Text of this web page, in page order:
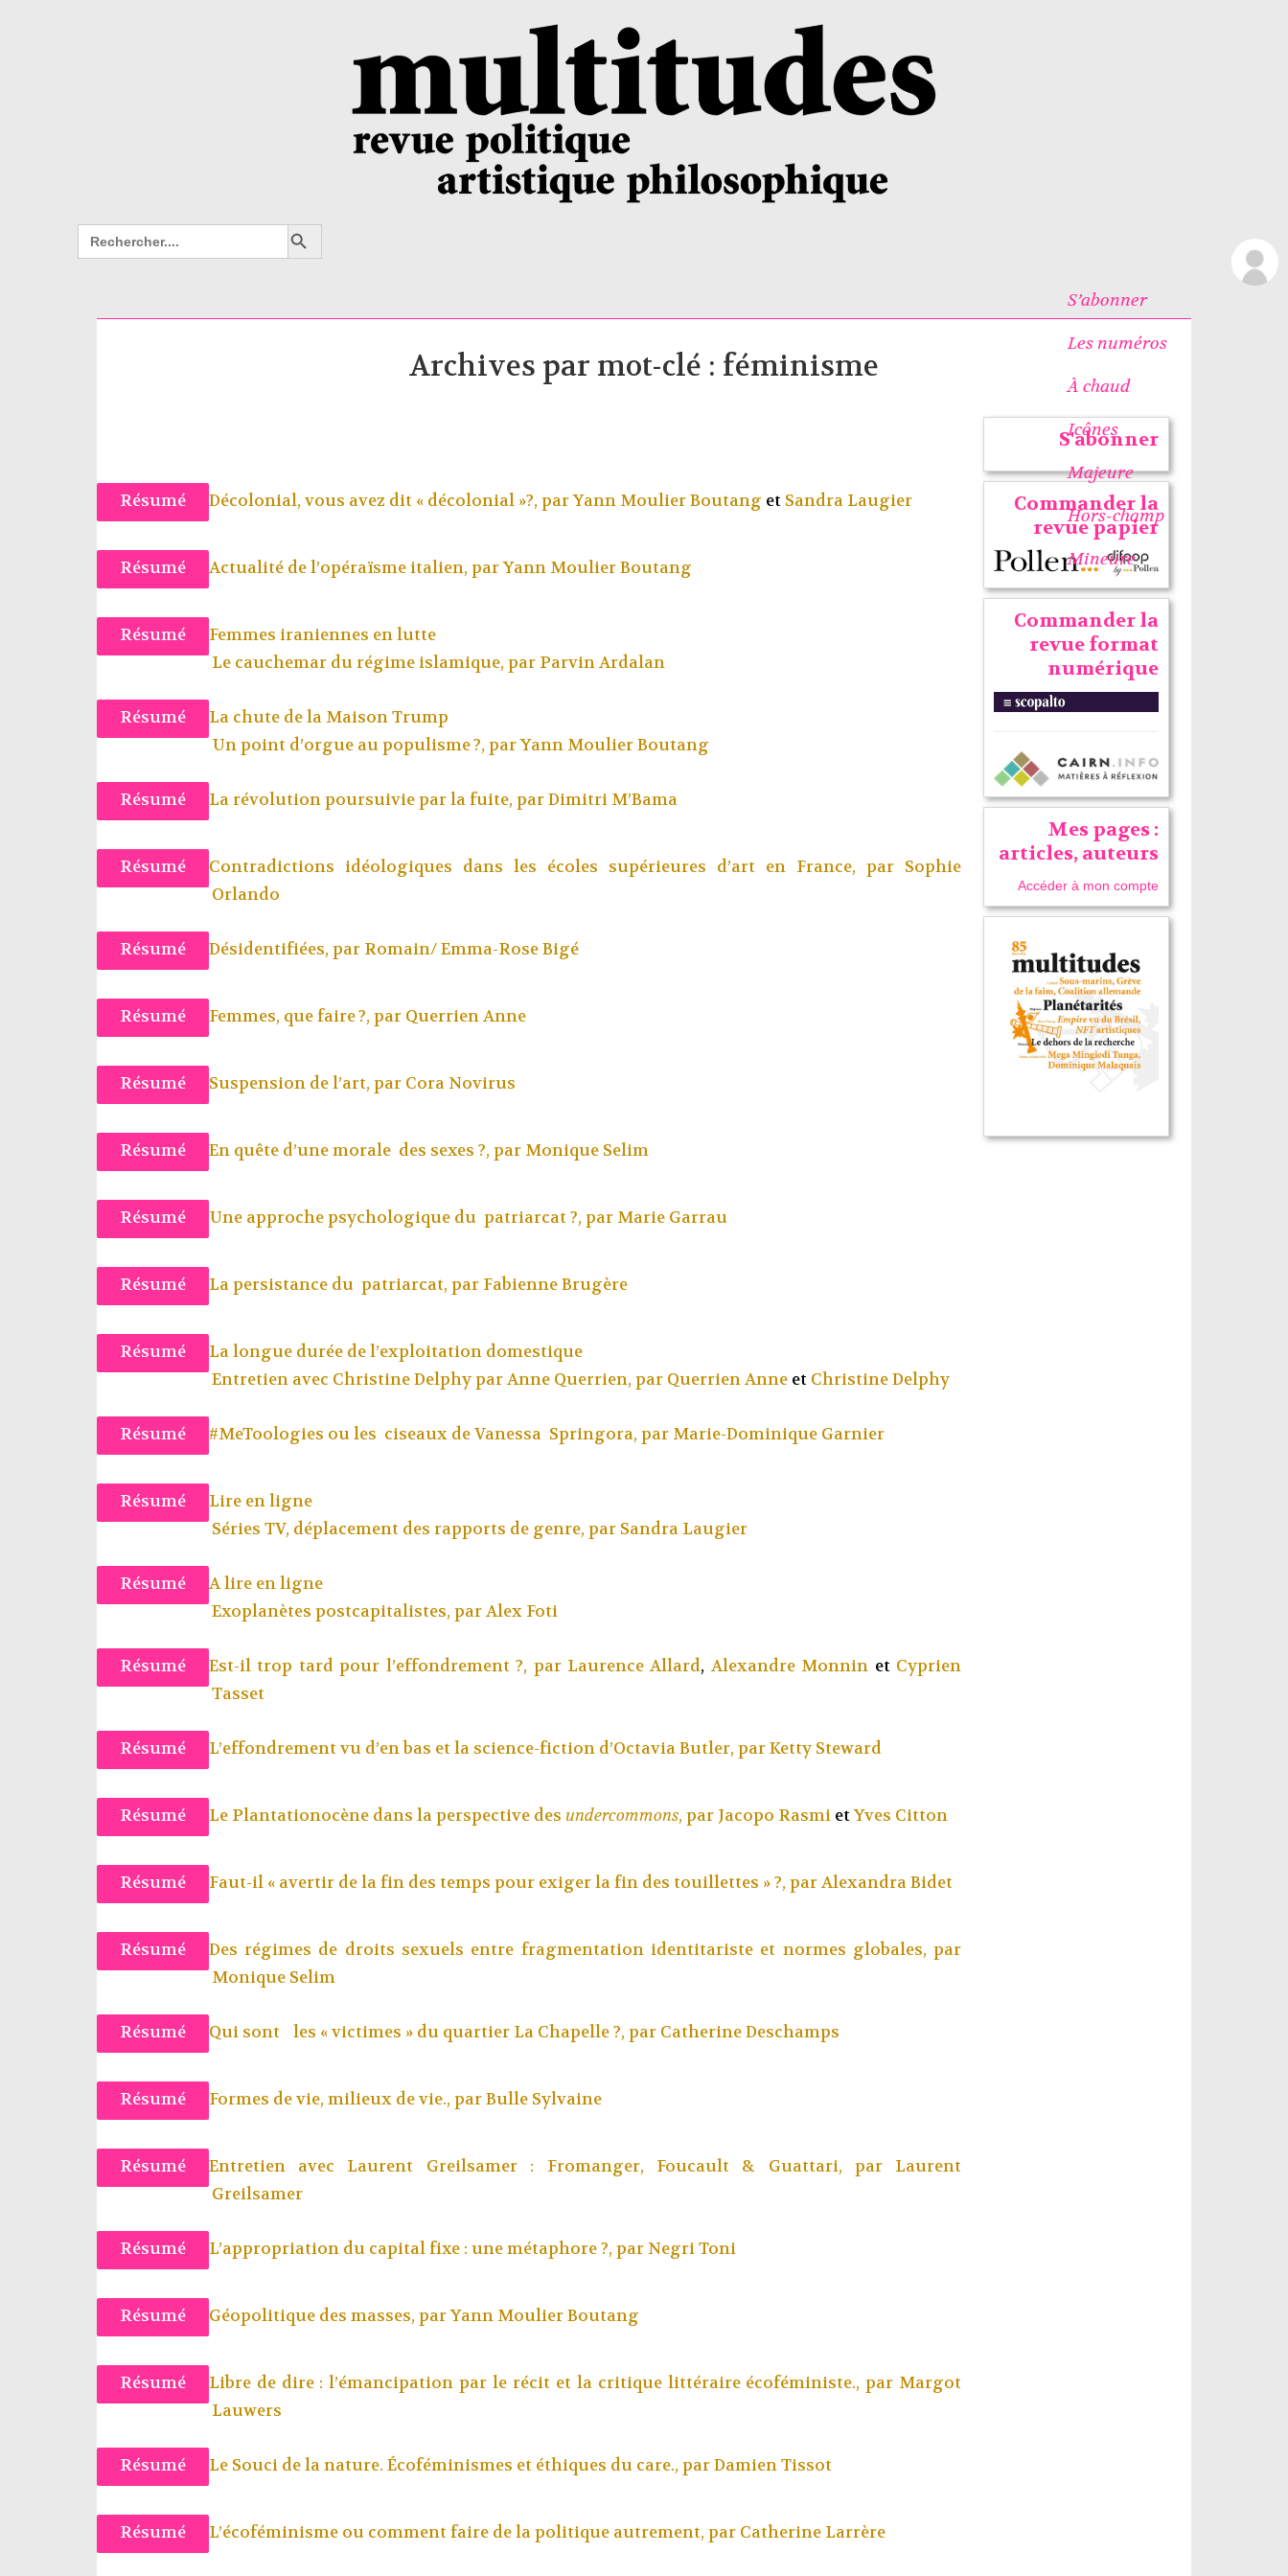
Search
for:
Search Button
S’abonner
Les numéros
À chaud
Icônes
Majeure
Hors-champ
Mineure
Archives par mot-clé : féminisme
Résumé Décolonial, vous avez dit « décolonial »?, parYann Moulier Boutang et Sandra Laugier
Résumé Actualité de l’opéraïsme italien, parYann Moulier Boutang
Résumé
Femmes iraniennes en lutte
Le cauchemar du régime islamique, par Parvin Ardalan
Résumé
La chute de la Maison Trump
Un point d’orgue au populisme ?, parYann Moulier Boutang
Résumé La révolution poursuivie par la fuite, parDimitri M’Bama
Résumé Contradictions idéologiques dans les écoles supérieures d’art en France, par Sophie
Orlando
Résumé Désidentifiées, par Romain/ Emma-Rose Bigé
Résumé Femmes, que faire ?, par Querrien Anne
Résumé Suspension de l’art, par Cora Novirus
Résumé En quête d’une morale des sexes ?, parMonique Selim
Résumé Une approche psychologique du patriarcat ?, parMarie Garrau
Résumé La persistance du patriarcat, par Fabienne Brugère
Résumé
La longue durée de l’exploitation domestique
Entretien avec Christine Delphy par Anne Querrien, par Querrien Anneet Christine Delphy
Résumé #MeToologies ou les ciseaux de Vanessa Springora, parMarie-Dominique Garnier
Résumé
Lire en ligne
Séries TV, déplacement des rapports de genre, par Sandra Laugier
Résumé
A lire en ligne
Exoplanètes postcapitalistes, parAlex Foti
Résumé Est-il trop tard pour l’effondrement ?, par Laurence Allard, Alexandre Monnin et Cyprien
Tasset
Résumé L’effondrement vu d’en bas et la science-fiction d’Octavia Butler, parKetty Steward
Résumé Le Plantationocène dans la perspective des undercommons, par Jacopo RasmietYves Citton
Résumé Faut-il « avertir de la fin des temps pour exiger la fin des touillettes » ?, parAlexandra Bidet
Résumé
Des régimes de droits sexuels entre fragmentation identitariste et normes globales, par
Monique Selim
Résumé Qui sont les « victimes » du quartier La Chapelle ?, par Catherine Deschamps
Résumé Formes de vie, milieux de vie., parBulle Sylvaine
Résumé Entretien avec Laurent Greilsamer : Fromanger, Foucault & Guattari, par Laurent
Greilsamer
Résumé L’appropriation du capital fixe : une métaphore ?, par Negri Toni
Résumé Géopolitique des masses, parYann Moulier Boutang
Résumé Libre de dire : l’émancipation par le récit et la critique littéraire écoféministe., parMargot
Lauwers
Résumé Le Souci de la nature. Écoféminismes et éthiques du care., parDamien Tissot
Résumé L’écoféminisme ou comment faire de la politique autrement, par Catherine Larrère
S'abonner
Commander la
revue papier
Commander la
revue format
numérique
Mes pages :
articles, auteurs
Accéder à mon compte